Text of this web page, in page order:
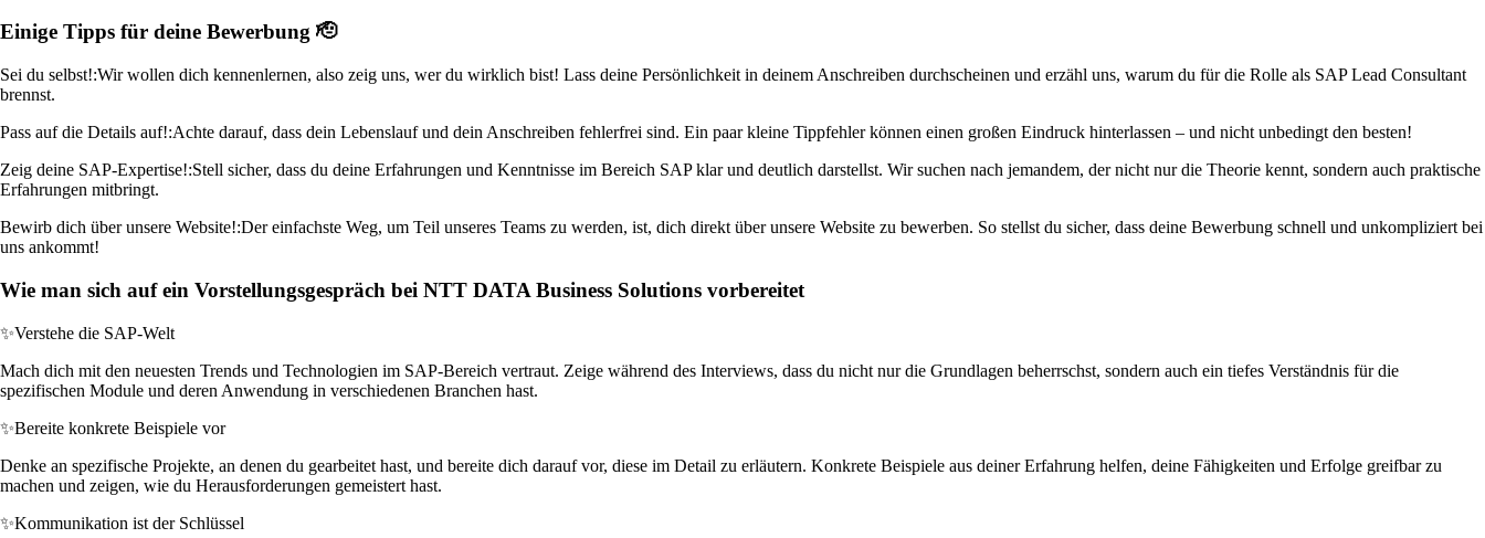
Einige Tipps für deine Bewerbung 🫡
Sei du selbst!:Wir wollen dich kennenlernen, also zeig uns, wer du wirklich bist! Lass deine Persönlichkeit in deinem Anschreiben durchscheinen und erzähl uns, warum du für die Rolle als SAP Lead Consultant
brennst.
Pass auf die Details auf!:Achte darauf, dass dein Lebenslauf und dein Anschreiben fehlerfrei sind. Ein paar kleine Tippfehler können einen großen Eindruck hinterlassen – und nicht unbedingt den besten!
Zeig deine SAP-Expertise!:Stell sicher, dass du deine Erfahrungen und Kenntnisse im Bereich SAP klar und deutlich darstellst. Wir suchen nach jemandem, der nicht nur die Theorie kennt, sondern auch praktische
Erfahrungen mitbringt.
Bewirb dich über unsere Website!:Der einfachste Weg, um Teil unseres Teams zu werden, ist, dich direkt über unsere Website zu bewerben. So stellst du sicher, dass deine Bewerbung schnell und unkompliziert bei
uns ankommt!
Wie man sich auf ein Vorstellungsgespräch bei NTT DATA Business Solutions vorbereitet
✨Verstehe die SAP-Welt
Mach dich mit den neuesten Trends und Technologien im SAP-Bereich vertraut. Zeige während des Interviews, dass du nicht nur die Grundlagen beherrschst, sondern auch ein tiefes Verständnis für die
spezifischen Module und deren Anwendung in verschiedenen Branchen hast.
✨Bereite konkrete Beispiele vor
Denke an spezifische Projekte, an denen du gearbeitet hast, und bereite dich darauf vor, diese im Detail zu erläutern. Konkrete Beispiele aus deiner Erfahrung helfen, deine Fähigkeiten und Erfolge greifbar zu
machen und zeigen, wie du Herausforderungen gemeistert hast.
✨Kommunikation ist der Schlüssel